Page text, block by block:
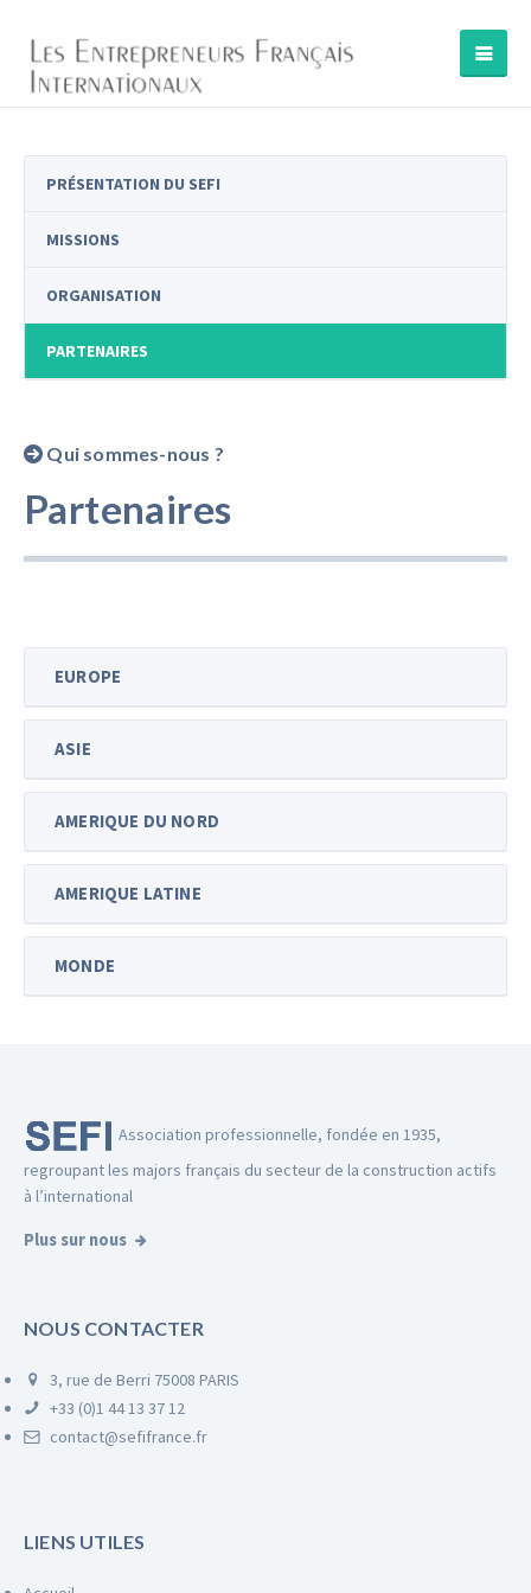
PRÉSENTATION DU SEFI
MISSIONS
ORGANISATION
PARTENAIRES
Qui sommes-nous ?
Partenaires
EUROPE
ASIE
AMERIQUE DU NORD
AMERIQUE LATINE
MONDE
Association professionnelle, fondée en 1935,
regroupant les majors français du secteur de la construction actifs
à l’international
Plus sur nous
NOUS CONTACTER
3, rue de Berri 75008 PARIS
+33 (0)1 44 13 37 12
contact@sefifrance.fr
LIENS UTILES